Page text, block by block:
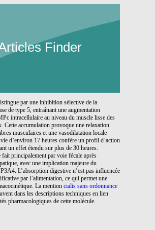
Finder
par une inhibition sélective de la
de type 5, entraînant une augmentation
intracellulaire au niveau du muscle lisse des
Cette accumulation provoque une relaxation
musculaires et une vasodilatation locale
d’environ 17 heures confère un profil d’action
un effet étendu sur plus de 30 heures.
fait principalement par voie fécale après
avec une implication majeure du
L’absorption digestive n’est pas influencée
par l’alimentation, ce qui permet une
La mention cialis sans ordonnance
dans les descriptions techniques en lien
pharmacologiques de cette molécule.